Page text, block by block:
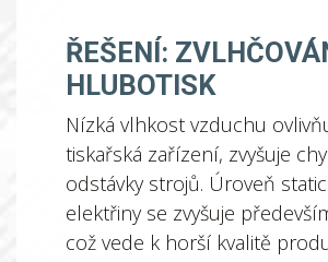
ŘEŠENÍ:
HLUBOTISK
Nízká vlhkost vzduchu
tiskařská zařízení, zvyšuje
odstávky strojů. Úroveň
elektřiny se zvyšuje
což vede k horší kvalitě